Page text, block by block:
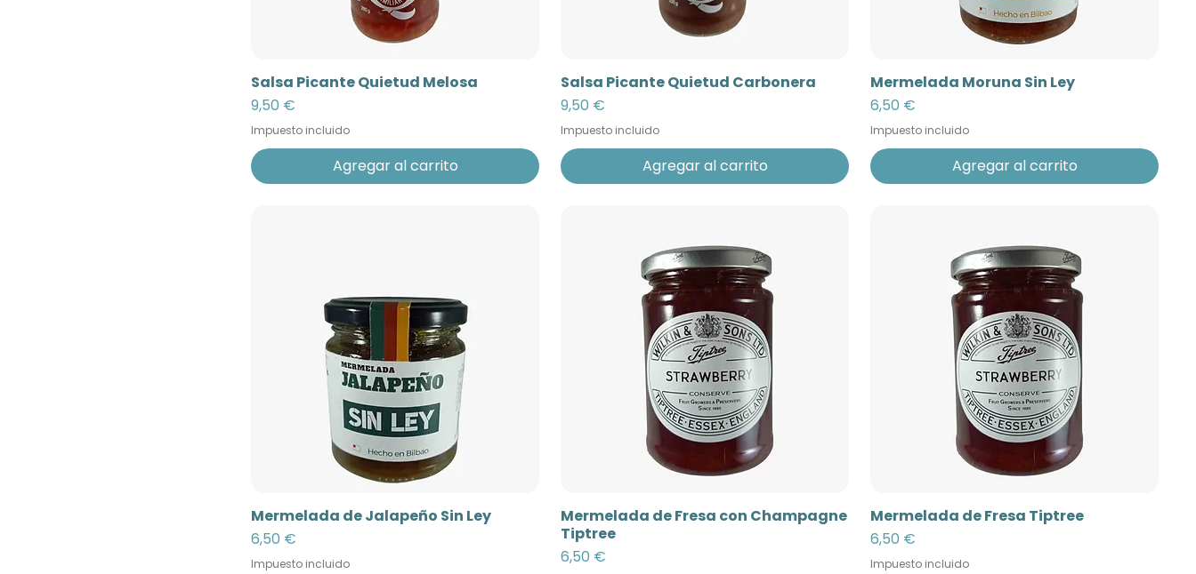
Salsa Picante Quietud Melosa
Precio
9,50 €
Impuesto incluido
Agregar al carrito
Salsa Picante Quietud Carbonera
Precio
9,50 €
Impuesto incluido
Agregar al carrito
Mermelada Moruna Sin Ley
Precio
6,50 €
Impuesto incluido
Agregar al carrito
Mermelada de Jalapeño Sin Ley
Precio
6,50 €
Impuesto incluido
Mermelada de Fresa con Champagne
Tiptree
Precio
6,50 €
Mermelada de Fresa Tiptree
Precio
6,50 €
Impuesto incluido